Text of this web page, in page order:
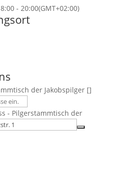
- 20:00(GMT+02:00)
der Jakobspilger []
- Pilgerstammtisch der